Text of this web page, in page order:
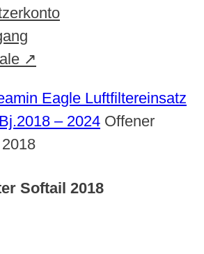
↗
Eagle Luftfiltereinsatz
– 2024 Offener
Softail 2018